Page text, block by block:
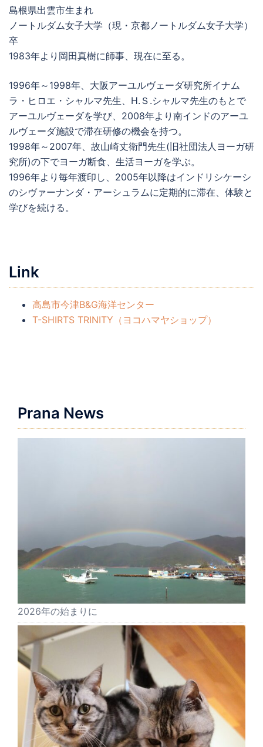
島根県出雲市生まれ
ノートルダム女子大学（現・京都ノートルダム女子大学）
卒
1983年より岡田真樹に師事、現在に至る。
1996年～1998年、大阪アーユルヴェーダ研究所イナム
ラ・ヒロエ・シャルマ先生、H.Ｓ.シャルマ先生のもとで
アーユルヴェーダを学び、2008年より南インドのアーユ
ルヴェーダ施設で滞在研修の機会を持つ。
1998年～2007年、故山崎丈衛門先生(旧社団法人ヨーガ研
究所)の下でヨーガ断食、生活ヨーガを学ぶ。
1996年より毎年渡印し、2005年以降はインドリシケーシ
のシヴァーナンダ・アーシュラムに定期的に滞在、体験と
学びを続ける。
Link
高島市今津B&G海洋センター
T-SHIRTS TRINITY（ヨコハマヤショップ）
Prana News
2026年の始まりに